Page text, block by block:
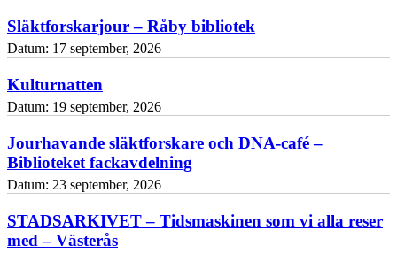
Släktforskarjour – Råby bibliotek
Datum: 17 september, 2026
Kulturnatten
Datum: 19 september, 2026
Jourhavande släktforskare och DNA-café –
Biblioteket fackavdelning
Datum: 23 september, 2026
STADSARKIVET – Tidsmaskinen som vi alla reser
med – Västerås